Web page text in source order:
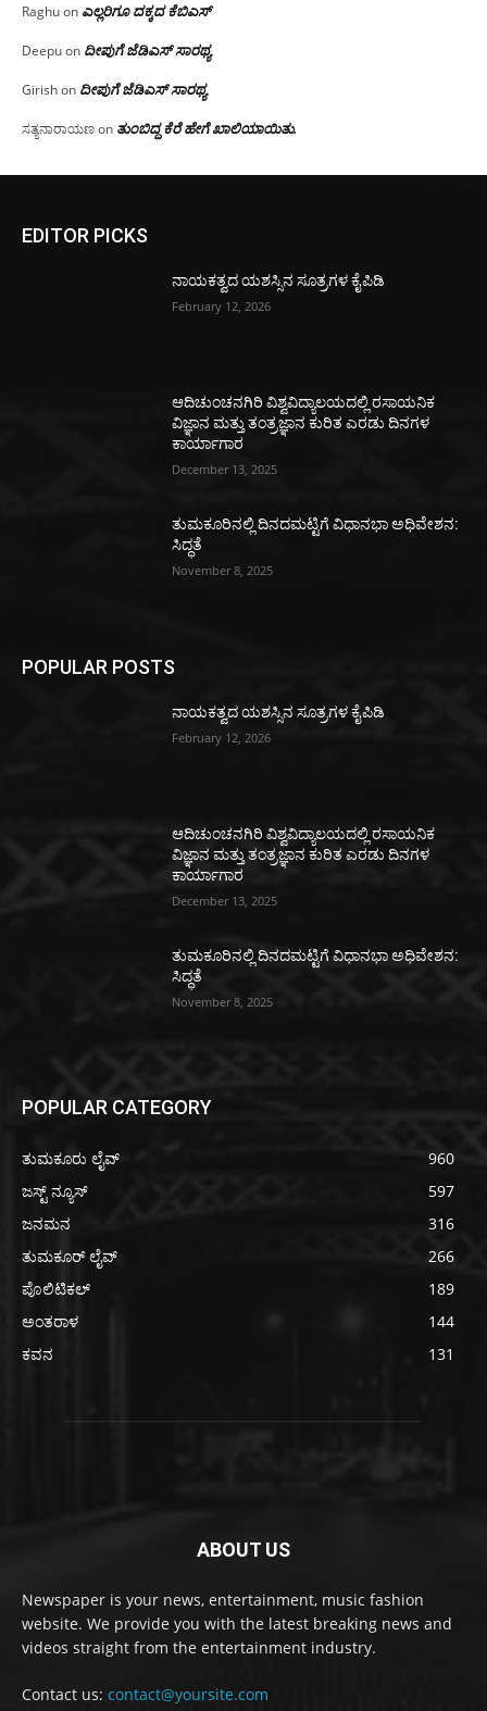
Raghuon ಎಲ್ಲರಿಗೂ ದಕ್ಕದ ಕೆಬಿಎಸ್
Deepuon ದೀಪುಗೆ ಜೆಡಿಎಸ್ ಸಾರಥ್ಯ
Girishon ದೀಪುಗೆ ಜೆಡಿಎಸ್ ಸಾರಥ್ಯ
ಸತ್ಯನಾರಾಯಣon ತುಂಬಿದ್ದ ಕೆರೆ ಹೇಗೆ ಖಾಲಿಯಾಯಿತು.
EDITOR PICKS
ನಾಯಕತ್ವದ ಯಶಸ್ಸಿನ ಸೂತ್ರಗಳ ಕೈಪಿಡಿ
February 12, 2026
ಆದಿಚುಂಚನಗಿರಿ ವಿಶ್ವವಿದ್ಯಾಲಯದಲ್ಲಿ ರಸಾಯನಿಕ
ವಿಜ್ಞಾನ ಮತ್ತು ತಂತ್ರಜ್ಞಾನ ಕುರಿತ ಎರಡು ದಿನಗಳ
ಕಾರ್ಯಾಗಾರ
December 13, 2025
ತುಮಕೂರಿನಲ್ಲಿ ದಿನದಮಟ್ಟಿಗೆ ವಿಧಾನಭಾ ಅಧಿವೇಶನ:
ಸಿದ್ಧತೆ
November 8, 2025
POPULAR POSTS
ನಾಯಕತ್ವದ ಯಶಸ್ಸಿನ ಸೂತ್ರಗಳ ಕೈಪಿಡಿ
February 12, 2026
ಆದಿಚುಂಚನಗಿರಿ ವಿಶ್ವವಿದ್ಯಾಲಯದಲ್ಲಿ ರಸಾಯನಿಕ
ವಿಜ್ಞಾನ ಮತ್ತು ತಂತ್ರಜ್ಞಾನ ಕುರಿತ ಎರಡು ದಿನಗಳ
ಕಾರ್ಯಾಗಾರ
December 13, 2025
ತುಮಕೂರಿನಲ್ಲಿ ದಿನದಮಟ್ಟಿಗೆ ವಿಧಾನಭಾ ಅಧಿವೇಶನ:
ಸಿದ್ಧತೆ
November 8, 2025
POPULAR CATEGORY
ತುಮಕೂರು ಲೈವ್
960
ಜಸ್ಟ್ ನ್ಯೂಸ್
597
ಜನಮನ
316
ತುಮಕೂರ್ ಲೈವ್
266
ಪೊಲಿಟಿಕಲ್
189
ಅಂತರಾಳ
144
ಕವನ
131
ABOUT US
Newspaper is your news, entertainment, music fashion
website. We provide you with the latest breaking news and
videos straight from the entertainment industry.
Contact us: contact@yoursite.com